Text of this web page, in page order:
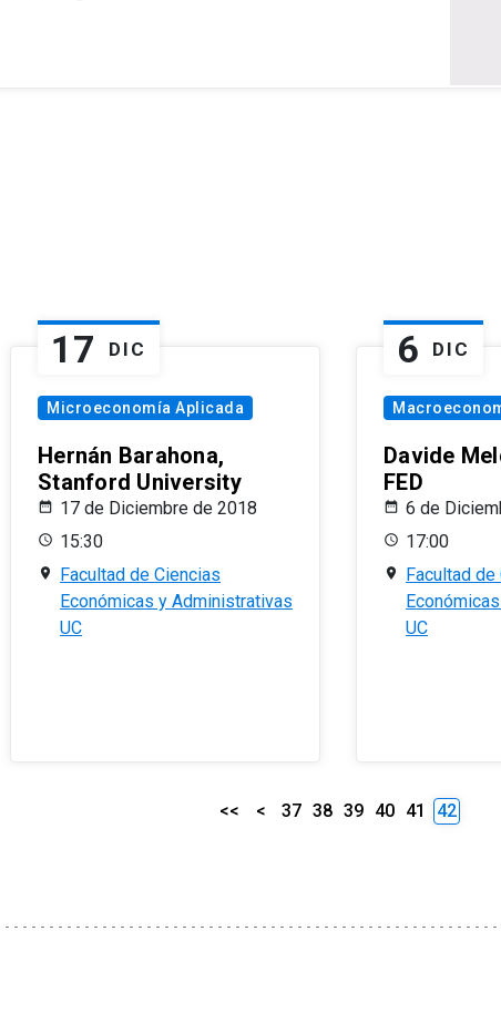
17 DIC
Microeconomía Aplicada
Hernán Barahona,
Stanford University
17 de Diciembre de 2018
15:30
Facultad de Ciencias
Económicas y Administrativas
UC
6 DIC
Davide
FED
6 de
17:00
Facultad
UC
<< < 37 38 39 40 41 42